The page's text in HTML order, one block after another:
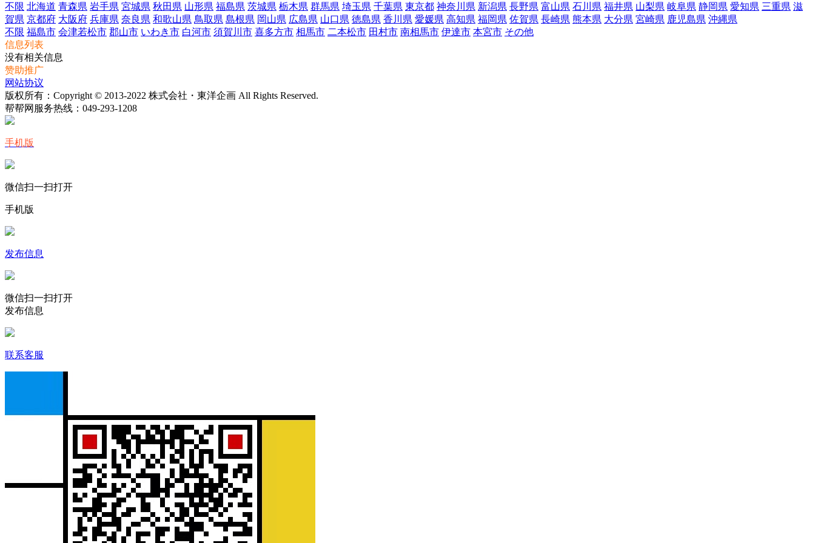
不限 北海道 青森県 岩手県 宮城県 秋田県 山形県 福島県 茨城県 栃木県 群馬県 埼玉県 千葉県 東京都 神奈川県 新潟県 長野県 富山県 石川県 福井県 山梨県 岐阜県 静岡県 愛知県 三重県 滋
賀県 京都府 大阪府 兵庫県 奈良県 和歌山県 鳥取県 島根県 岡山県 広島県 山口県 徳島県 香川県 愛媛県 高知県 福岡県 佐賀県 長崎県 熊本県 大分県 宮崎県 鹿児島県 沖縄県
不限 福島市 会津若松市 郡山市 いわき市 白河市 須賀川市 喜多方市 相馬市 二本松市 田村市 南相馬市 伊達市 本宮市 その他
信息列表
没有相关信息
赞助推广
网站协议
版权所有：Copyright © 2013-2022 株式会社・東洋企画 All Rights Reserved.
帮帮网服务热线： 049-293-1208
手机版
微信扫一扫打开
手机版
发布信息
微信扫一扫打开
发布信息
联系客服